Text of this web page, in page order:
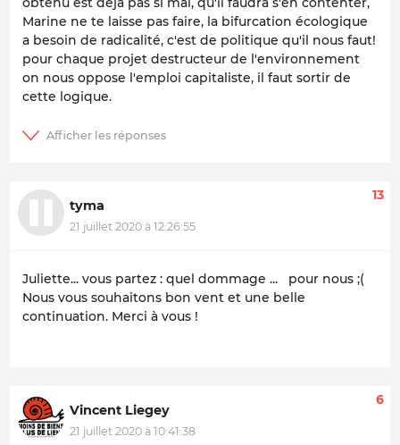
Marine ne te laisse pas faire, la bifurcation écologique
a besoin de radicalité, c'est de politique qu'il nous faut!
pour chaque projet destructeur de l'environnement
on nous oppose l'emploi capitaliste, il faut sortir de
cette logique.
tyma
21 juillet 2020 à 12:26:55
13
Juliette... vous partez : quel dommage ... pour nous ;(
Nous vous souhaitons bon vent et une belle
continuation. Merci à vous !
Vincent Liegey
21 juillet 2020 à 10:41:38
6